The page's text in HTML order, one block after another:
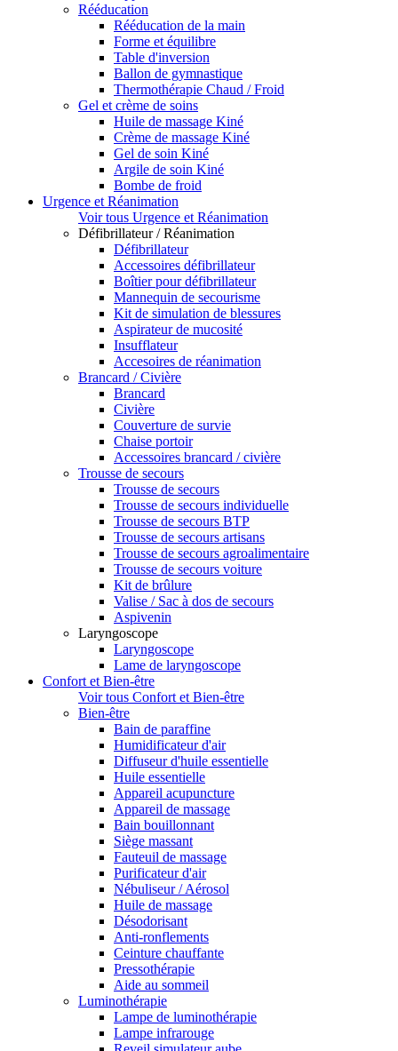
Rééducation
Rééducation de la main
Forme et équilibre
Table d'inversion
Ballon de gymnastique
Thermothérapie Chaud / Froid
Gel et crème de soins
Huile de massage Kiné
Crème de massage Kiné
Gel de soin Kiné
Argile de soin Kiné
Bombe de froid
Urgence et Réanimation
Voir tous Urgence et Réanimation
Défibrillateur / Réanimation
Défibrillateur
Accessoires défibrillateur
Boîtier pour défibrillateur
Mannequin de secourisme
Kit de simulation de blessures
Aspirateur de mucosité
Insufflateur
Accesoires de réanimation
Brancard / Civière
Brancard
Civière
Couverture de survie
Chaise portoir
Accessoires brancard / civière
Trousse de secours
Trousse de secours
Trousse de secours individuelle
Trousse de secours BTP
Trousse de secours artisans
Trousse de secours agroalimentaire
Trousse de secours voiture
Kit de brûlure
Valise / Sac à dos de secours
Aspivenin
Laryngoscope
Laryngoscope
Lame de laryngoscope
Confort et Bien-être
Voir tous Confort et Bien-être
Bien-être
Bain de paraffine
Humidificateur d'air
Diffuseur d'huile essentielle
Huile essentielle
Appareil acupuncture
Appareil de massage
Bain bouillonnant
Siège massant
Fauteuil de massage
Purificateur d'air
Nébuliseur / Aérosol
Huile de massage
Désodorisant
Anti-ronflements
Ceinture chauffante
Pressothérapie
Aide au sommeil
Luminothérapie
Lampe de luminothérapie
Lampe infrarouge